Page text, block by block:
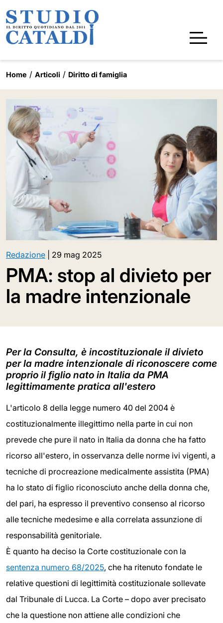
Home Articoli Diritto di famiglia
Redazione 29 mag 2025
PMA: stop al divieto per
la madre intenzionale
Per la Consulta, è incostituzionale il divieto
per la madre intenzionale di riconoscere come
proprio il figlio nato in Italia da PMA
legittimamente pratica all'estero
L'articolo 8 della legge numero 40 del 2004 è
costituzionalmente illegittimo nella parte in cui non
prevede che pure il nato in Italia da donna che ha fatto
ricorso all'estero, in osservanza delle norme ivi vigenti, a
tecniche di procreazione medicalmente assistita (PMA)
ha lo stato di figlio riconosciuto anche della donna che,
del pari, ha espresso il preventivo consenso al ricorso
alle tecniche medesime e alla correlata assunzione di
responsabilità genitoriale.
È quanto ha deciso la Corte costituzionale con la
sentenza numero 68/2025, che ha ritenuto fondate le
relative questioni di legittimità costituzionale sollevate
dal Tribunale di Lucca. La Corte – dopo aver precisato
che la questione non attiene alle condizioni che